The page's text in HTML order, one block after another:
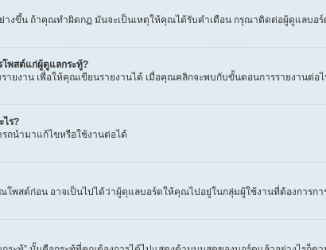
งขึ้น ถ้าคุณทำผิดกฏ มันจะเป็นเหตุให้คุณได้รับคำเตือน กรุณาติดต่อผู้ดูแลบอ
โพสต์แก่ผู้ดูแลกระทู้?
ยงาน เพื่อให้คุณเขียนรายงานได้ เมื่อคุณคลิกจะพบกับขั้นตอนการรายงานต่อไ
ไร?
ถนำมาแก้ไขหรือใช้งานต่อได้
พสต์ก่อน อาจเป็นไปได้ว่าผู้ดุแลบอร์ดให้คุณไปอยู่ในกลุ่มผู้ใช้งานที่ต้องการก